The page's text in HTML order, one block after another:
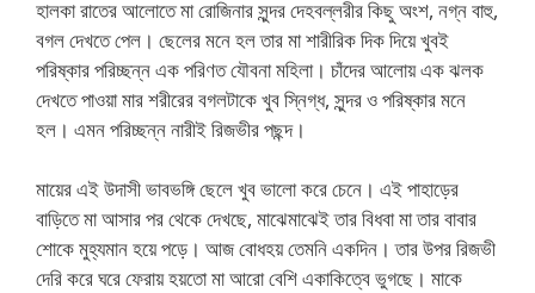
হালকা রাতের আলোতে মা রোজিনার সুন্দর দেহবল্লরীর কিছু অংশ, নগ্ন বাহু,
বগল দেখতে পেল। ছেলের মনে হল তার মা শারীরিক দিক দিয়ে খুবই
পরিষ্কার পরিচ্ছন্ন এক পরিণত যৌবনা মহিলা। চাঁদের আলোয় এক ঝলক
দেখতে পাওয়া মার শরীরের বগলটাকে খুব স্নিগ্ধ, সুন্দর ও পরিষ্কার মনে
হল। এমন পরিচ্ছন্ন নারীই রিজভীর পছন্দ।
মায়ের এই উদাসী ভাবভঙ্গি ছেলে খুব ভালো করে চেনে। এই পাহাড়ের
বাড়িতে মা আসার পর থেকে দেখছে, মাঝেমাঝেই তার বিধবা মা তার বাবার
শোকে মুহ্যমান হয়ে পড়ে। আজ বোধহয় তেমনি একদিন। তার উপর রিজভী
দেরি করে ঘরে ফেরায় হয়তো মা আরো বেশি একাকিত্বে ভুগছে। মাকে